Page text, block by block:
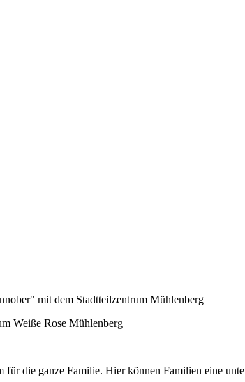
mit dem Stadtteilzentrum Mühlenberg
Weiße Rose Mühlenberg
die ganze Familie. Hier können Familien eine